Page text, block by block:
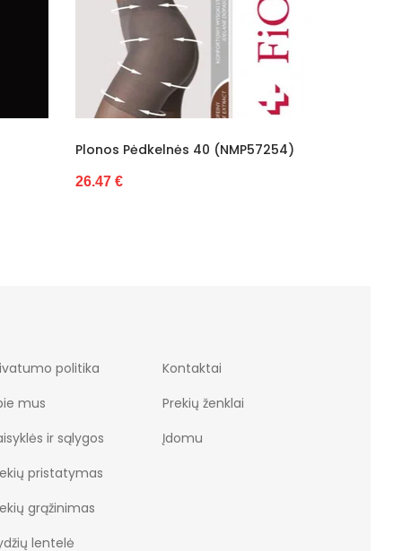
Pėdkelnės 40 (NMP57254) Trippy Tights 20 Den
politika
mus
ir sąlygos
pristatymas
grąžinimas
lentelė
Kontaktai
Prekių ženklai
Įdomu